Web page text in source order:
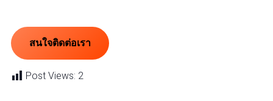
สนใจติดต่อเรา
Post Views: 2